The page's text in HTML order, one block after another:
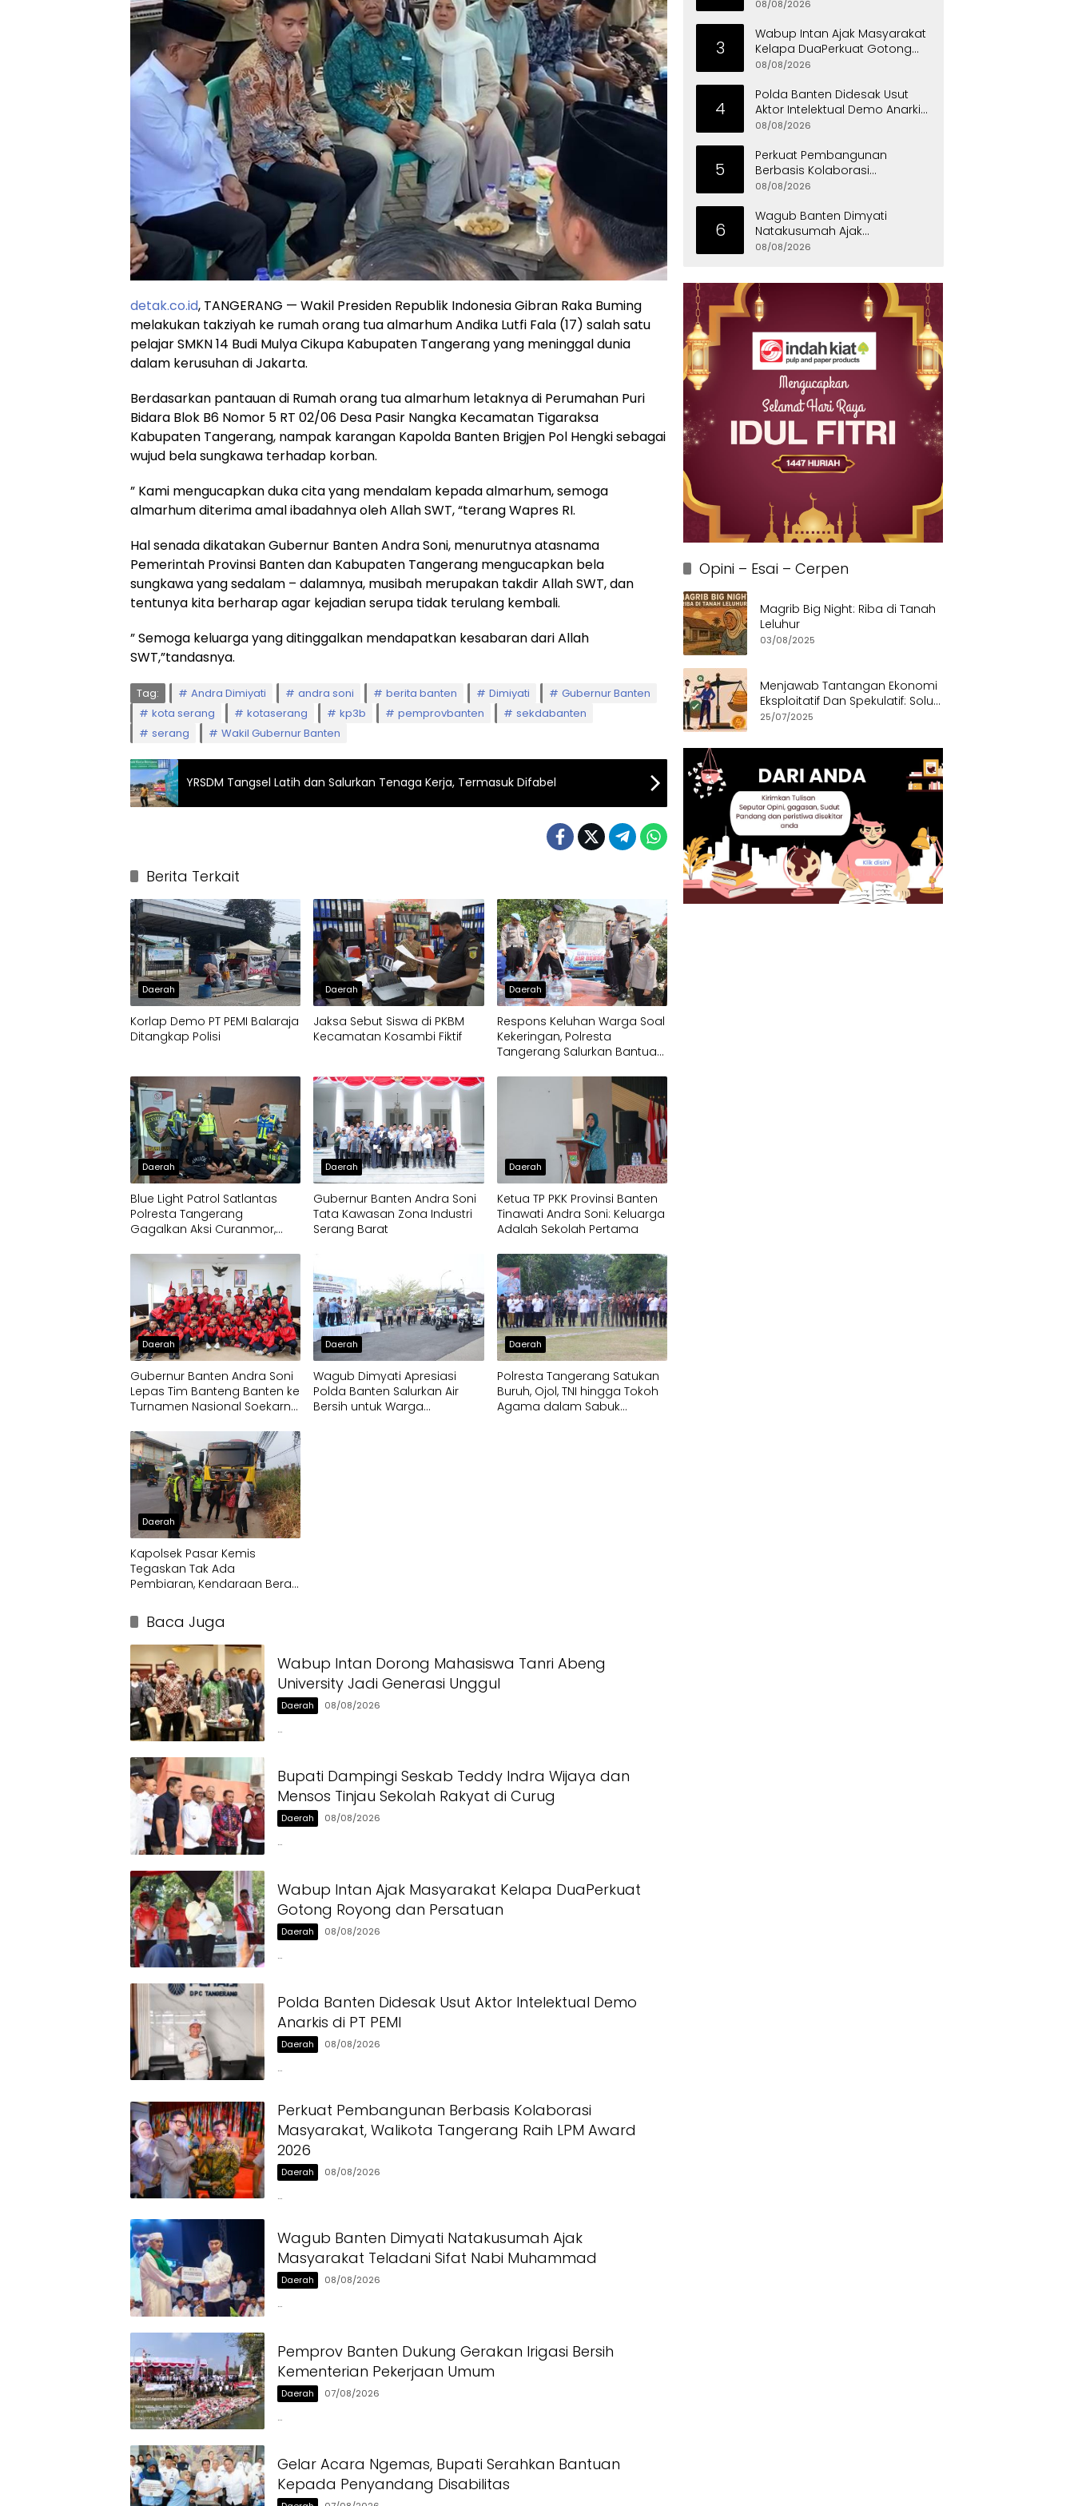
detak.co.id, TANGERANG — Wakil Presiden Republik Indonesia Gibran Raka Buming
melakukan takziyah ke rumah orang tua almarhum Andika Lutfi Fala (17) salah satu
pelajar SMKN 14 Budi Mulya Cikupa Kabupaten Tangerang yang meninggal dunia
dalam kerusuhan di Jakarta.
Berdasarkan pantauan di Rumah orang tua almarhum letaknya di Perumahan Puri
Bidara Blok B6 Nomor 5 RT 02/06 Desa Pasir Nangka Kecamatan Tigaraksa
Kabupaten Tangerang, nampak karangan Kapolda Banten Brigjen Pol Hengki sebagai
wujud bela sungkawa terhadap korban.
” Kami mengucapkan duka cita yang mendalam kepada almarhum, semoga
almarhum diterima amal ibadahnya oleh Allah SWT, “terang Wapres RI.
Hal senada dikatakan Gubernur Banten Andra Soni, menurutnya atasnama
Pemerintah Provinsi Banten dan Kabupaten Tangerang mengucapkan bela
sungkawa yang sedalam – dalamnya, musibah merupakan takdir Allah SWT, dan
tentunya kita berharap agar kejadian serupa tidak terulang kembali.
” Semoga keluarga yang ditinggalkan mendapatkan kesabaran dari Allah
SWT,”tandasnya.
Tag: Andra Dimiyati andra soni berita banten Dimiyati
Gubernur Banten
kota serang
kotaserang kp3b pemprovbanten
sekdabanten
serang
Wakil Gubernur Banten
YRSDM Tangsel Latih dan Salurkan Tenaga Kerja, Termasuk Difabel
Berita Terkait
Daerah
Korlap Demo PT PEMI Balaraja
Ditangkap Polisi
Daerah
Jaksa Sebut Siswa di PKBM
Kecamatan Kosambi Fiktif
Daerah
Respons Keluhan Warga Soal
Kekeringan, Polresta
Tangerang Salurkan Bantuan
Daerah
Blue Light Patrol Satlantas
Polresta Tangerang
Gagalkan Aksi Curanmor,
Daerah
Gubernur Banten Andra Soni
Tata Kawasan Zona Industri
Serang Barat
Daerah
Ketua TP PKK Provinsi Banten
Tinawati Andra Soni: Keluarga
Adalah Sekolah Pertama
Daerah
Gubernur Banten Andra Soni
Lepas Tim Banteng Banten ke
Turnamen Nasional Soekarno
Daerah
Wagub Dimyati Apresiasi
Polda Banten Salurkan Air
Bersih untuk Warga
Daerah
Polresta Tangerang Satukan
Buruh, Ojol, TNI hingga Tokoh
Agama dalam Sabuk
Daerah
Kapolsek Pasar Kemis
Tegaskan Tak Ada
Pembiaran, Kendaraan Berat
Ditertibkan
Baca Juga
Wabup Intan Dorong Mahasiswa Tanri Abeng
University Jadi Generasi Unggul
Daerah 08/08/2026
…
Bupati Dampingi Seskab Teddy Indra Wijaya dan
Mensos Tinjau Sekolah Rakyat di Curug
Daerah 08/08/2026
…
Wabup Intan Ajak Masyarakat Kelapa DuaPerkuat
Gotong Royong dan Persatuan
Daerah 08/08/2026
…
Polda Banten Didesak Usut Aktor Intelektual Demo
Anarkis di PT PEMI
Daerah 08/08/2026
…
Perkuat Pembangunan Berbasis Kolaborasi
Masyarakat, Walikota Tangerang Raih LPM Award
2026
Daerah 08/08/2026
…
Wagub Banten Dimyati Natakusumah Ajak
Masyarakat Teladani Sifat Nabi Muhammad
Daerah 08/08/2026
…
Pemprov Banten Dukung Gerakan Irigasi Bersih
Kementerian Pekerjaan Umum
Daerah 07/08/2026
…
Gelar Acara Ngemas, Bupati Serahkan Bantuan
Kepada Penyandang Disabilitas
08/08/2026
3
Wabup Intan Ajak Masyarakat
Kelapa DuaPerkuat Gotong
Royong dan Persatuan
08/08/2026
4
Polda Banten Didesak Usut
Aktor Intelektual Demo Anarkis
di PT PEMI
08/08/2026
5
Perkuat Pembangunan
Berbasis Kolaborasi
Masyarakat, Walikota
2026
08/08/2026
6
Wagub Banten Dimyati
Natakusumah Ajak
Masyarakat Teladani Sifat Nabi
08/08/2026
Opini – Esai – Cerpen
Magrib Big Night: Riba di Tanah
Leluhur
03/08/2025
Menjawab Tantangan Ekonomi
Eksploitatif Dan Spekulatif: Solusi
Etis dan Berkeadilan
25/07/2025